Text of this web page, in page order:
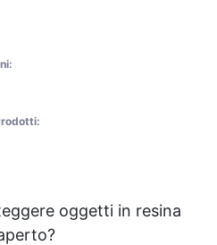
oggetti in resina